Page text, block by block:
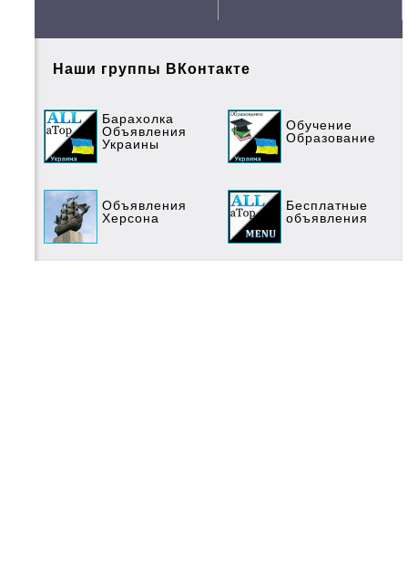
Наши группы ВКонтакте
Барахолка
Объявления
Украины
Обучение
Образование
Объявления
Херсона
Бесплатные
объявления